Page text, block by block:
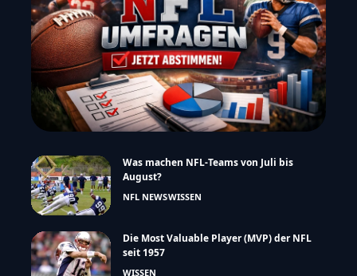
Was machen NFL-Teams von Juli bis
August?
NFL NEWSWISSEN
Die Most Valuable Player (MVP) der NFL
seit 1957
WISSEN